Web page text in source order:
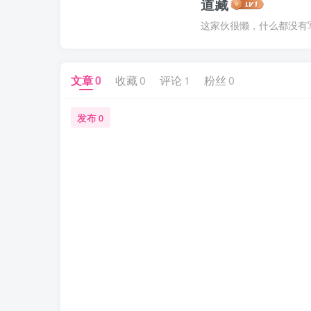
这家伙很懒，什么都没有
文章0 收藏 0 评论 1 粉丝 0
发布0